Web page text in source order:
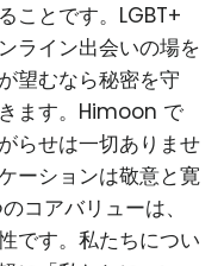
ことです。LGBT+
ライン出会いの場を
望むなら秘密を守
ます。Himoon で
らせは一切ありませ
ーションは敬意と寛
コアバリューは、
です。私たちについ